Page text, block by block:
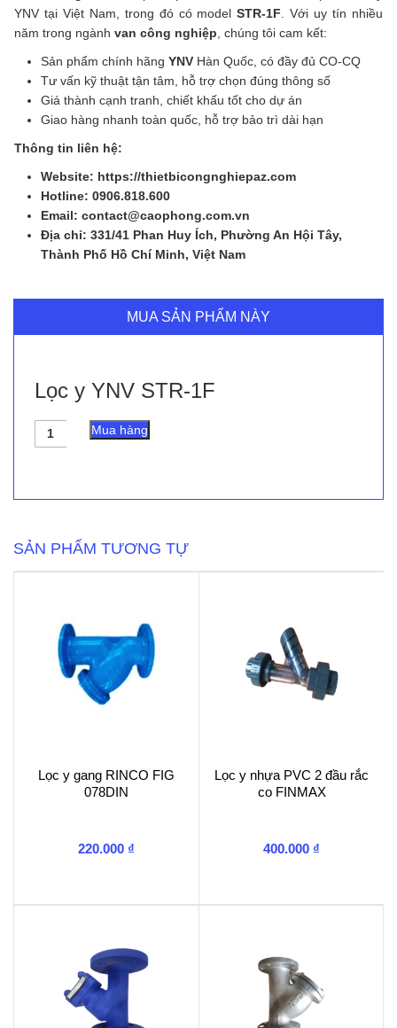
YNV tại Việt Nam, trong đó có modelSTR-1F . Với uy tín nhiều
năm trong ngành van công nghiệp , chúng tôi cam kết:
Sản phẩm chính hãng YNV Hàn Quốc, có đầy đủ CO-CQ
Tư vấn kỹ thuật tận tâm, hỗ trợ chọn đúng thông số
Giá thành cạnh tranh, chiết khấu tốt cho dự án
Giao hàng nhanh toàn quốc, hỗ trợ bảo trì dài hạn
Thông tin liên hệ:
Website: https://thietbicongnghiepaz.com
Hotline: 0906.818.600
Email: contact@caophong.com.vn
Địa chỉ: 331/41 Phan Huy Ích, Phường An Hội Tây,
Thành Phố Hồ Chí Minh, Việt Nam
MUA SẢN PHẨM NÀY
Lọc y YNV STR-1F
Lọc
Mua hàng
SẢN PHẨM TƯƠNG TỰ
Lọc y gang RINCO FIG
078DIN
220.000 ₫
Lọc y nhựa PVC 2 đầu rắc
co FINMAX
400.000 ₫